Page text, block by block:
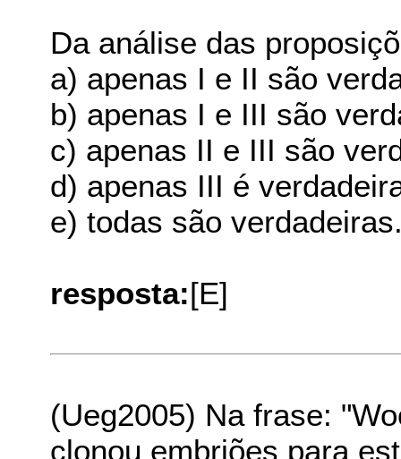
Da análise das
a) apenas I e II são
b) apenas I e III são
c) apenas II e III são
d) apenas III é
e) todas são
resposta:[E]
(Ueg2005) Na frase:
clonou embriões para